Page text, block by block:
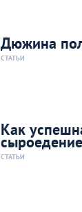
Дюжина
СТАТЬИ
Как
СТАТЬИ